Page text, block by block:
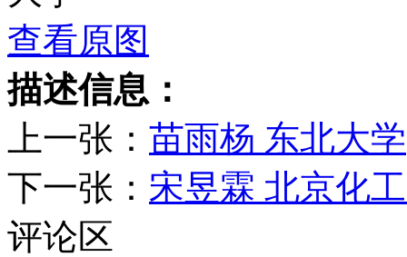
查看原图
描述信息：
上一张： 苗雨杨 东北大学
下一张： 宋昱霖 北京化
评论区